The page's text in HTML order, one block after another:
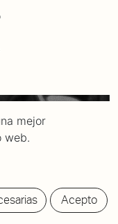
mejor
web.
Acepto